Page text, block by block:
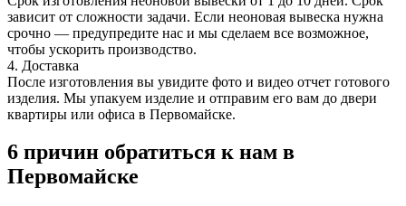
зависит от сложности задачи. Если неоновая вывеска нужна
срочно — предупредите нас и мы сделаем все возможное,
чтобы ускорить производство.
4. Доставка
После изготовления вы увидите фото и видео отчет готового
изделия. Мы упакуем изделие и отправим его вам до двери
квартиры или офиса в Первомайске.
6 причин обратиться к нам в
Первомайске